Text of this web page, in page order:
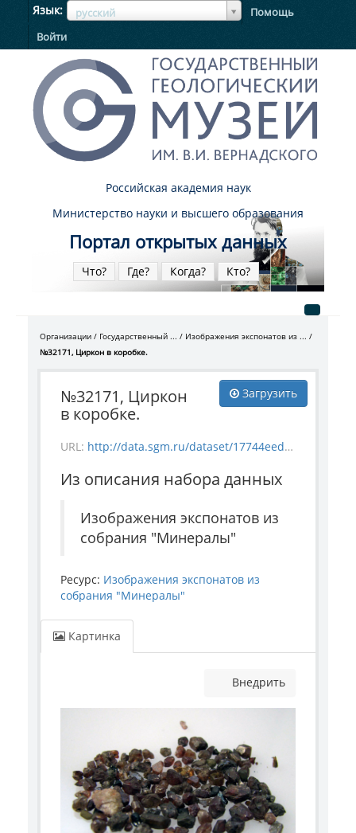
Язык русский
ЯзыкЯзык
Помощь
Войти
Российская академия наук
Министерство науки и высшего образования
Портал открытых данных
Что? Где? Когда? Кто?
Организации Государственный ...
Изображения экспонатов из ...
№32171, Циркон в коробке.
Загрузить
№32171, Циркон
в коробке.
URL: http://data.sgm.ru/dataset/17744eed-27fa-4a9a-bc72-4e657fa570af/resource/405a4e45-a56d-414f-ac57-7568b17f780b/download/mineral_32171.jpg
Из описания набора данных
Изображения экспонатов из
собрания "Минералы"
Ресурс: Изображения экспонатов из
собрания "Минералы"
Картинка
Внедрить